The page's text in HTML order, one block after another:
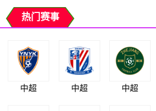
热门赛事
中超 中超 中超